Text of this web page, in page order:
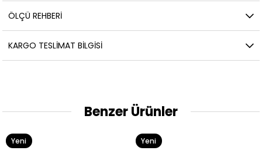
ÖLÇÜ REHBERI
KARGO TESLIMAT BILGISI
Benzer Ürünler
Yeni